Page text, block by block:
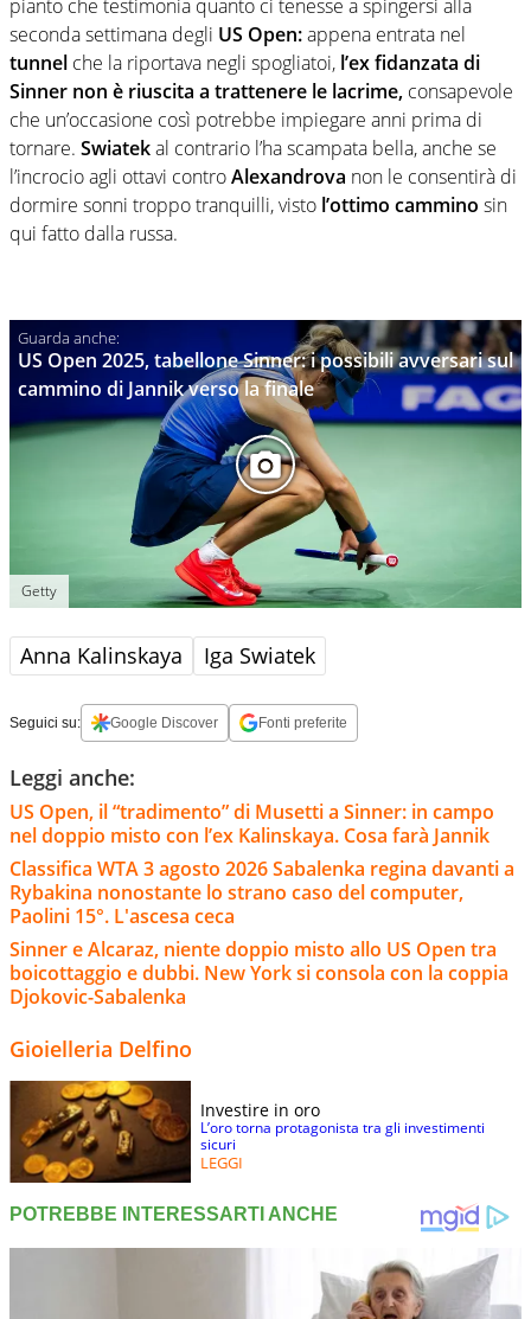
pianto che testimonia quanto ci tenesse a spingersi alla
seconda settimana degli US Open:appena entrata nel
tunnel che la riportava negli spogliatoi, l’ex fidanzata di
Sinner non è riuscita a trattenere le lacrime, consapevole
che un’occasione così potrebbe impiegare anni prima di
tornare. Swiatekal contrario l’ha scampata bella, anche se
l’incrocio agli ottavi controAlexandrova non le consentirà di
dormire sonni troppo tranquilli, visto l’ottimo cammino sin
qui fatto dalla russa.
US Open 2025, tabellone Sinner: i possibili avversari sul
cammino di Jannik verso la finale
Getty
Anna Kalinskaya Iga Swiatek
Seguici su: Google Discover Fonti preferite
Leggi anche:
US Open, il “tradimento” di Musetti a Sinner: in campo
nel doppio misto con l’ex Kalinskaya. Cosa farà Jannik
Classifica WTA 3 agosto 2026 Sabalenka regina davanti a
Rybakina nonostante lo strano caso del computer,
Paolini 15°. L'ascesa ceca
Sinner e Alcaraz, niente doppio misto allo US Open tra
boicottaggio e dubbi. New York si consola con la coppia
Djokovic-Sabalenka
Gioielleria Delfino
Investire in oro
L’oro torna protagonista tra gli investimenti
sicuri
LEGGI